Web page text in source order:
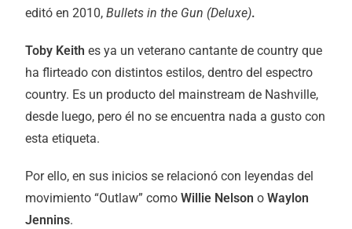
editó en 2010,Bullets in the Gun (Deluxe).
Toby Keith es ya un veterano cantante de country que
ha flirteado con distintos estilos, dentro del espectro
country. Es un producto del mainstream de Nashville,
desde luego, pero él no se encuentra nada a gusto con
esta etiqueta.
Por ello, en sus inicios se relacionó con leyendas del
movimiento “Outlaw” comoWillie Nelson oWaylon
Jennins.